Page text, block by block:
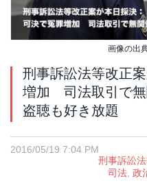
画像の出
刑事訴訟法等改正
増加 司法取引で
盗聴も好き放題
2016/05/19 7:04 PM
刑事訴訟
司法, 政